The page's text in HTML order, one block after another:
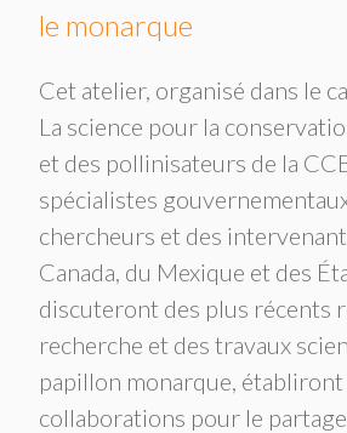
le monarque
Cet atelier, organisé dans le
La science pour la
et des pollinisateurs de la
spécialistes
chercheurs et des
Canada, du Mexique et des
discuteront des plus récents
recherche et des travaux
papillon monarque,
collaborations pour le